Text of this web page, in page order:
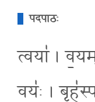
पदपाठः
त्वया॑ ।
वयः॑ ।